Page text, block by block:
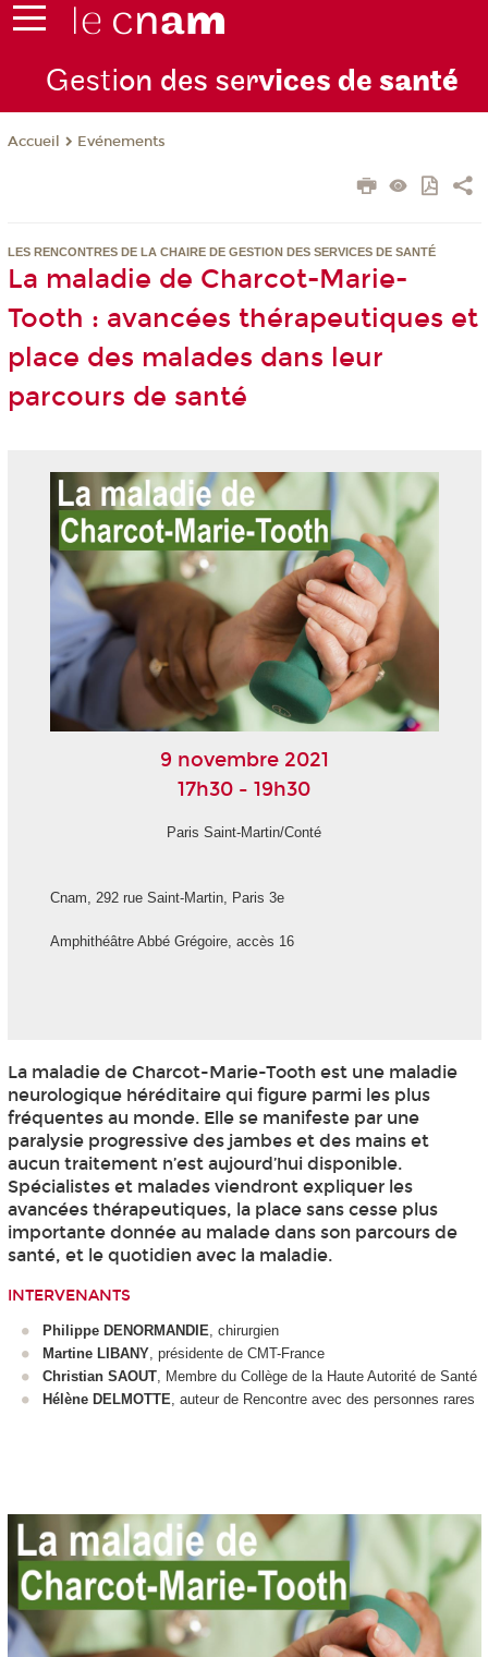
Gestion des services de santé
Accueil Evénements
LES RENCONTRES DE LA CHAIRE DE GESTION DES SERVICES DE SANTÉ
La maladie de Charcot-Marie-
Tooth : avancées thérapeutiques et
place des malades dans leur
parcours de santé
9 novembre 2021
17h30 - 19h30
Paris Saint-Martin/Conté
Cnam, 292 rue Saint-Martin, Paris 3e
Amphithéâtre Abbé Grégoire, accès 16
La maladie de Charcot-Marie-Tooth est une maladie
neurologique héréditaire qui figure parmi les plus
fréquentes au monde. Elle se manifeste par une
paralysie progressive des jambes et des mains et
aucun traitement n’est aujourd’hui disponible.
Spécialistes et malades viendront expliquer les
avancées thérapeutiques, la place sans cesse plus
importante donnée au malade dans son parcours de
santé, et le quotidien avec la maladie.
INTERVENANTS
Philippe DENORMANDIE, chirurgien
Martine LIBANY, présidente de CMT-France
Christian SAOUT, Membre du Collège de la Haute Autorité de Santé
Hélène DELMOTTE, auteur de Rencontre avec des personnes rares